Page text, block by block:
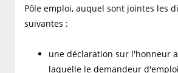
Pôle emploi, auquel sont jointes les
suivantes :
une déclaration sur l'honneur
laquelle le demandeur